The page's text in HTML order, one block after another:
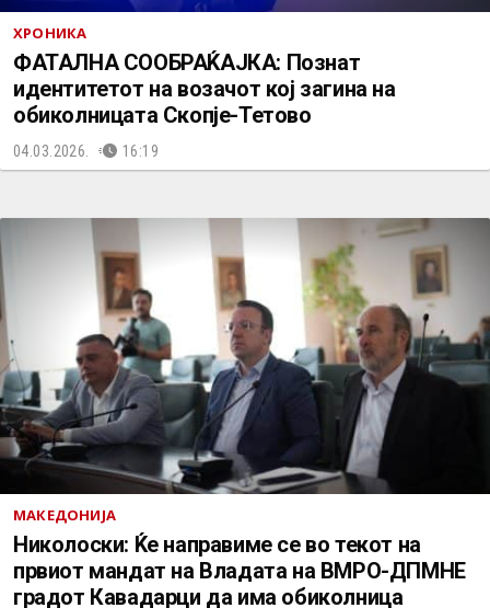
ХРОНИКА
ФАТАЛНА СООБРАЌАЈКА: Познат
идентитетот на возачот кој загина на
обиколницата Скопје-Тетово
04.03.2026. 16:19
МАКЕДОНИЈА
Николоски: Ќе направиме се во текот на
првиот мандат на Владата на ВМРО-ДПМНЕ
градот Кавадарци да има обиколница